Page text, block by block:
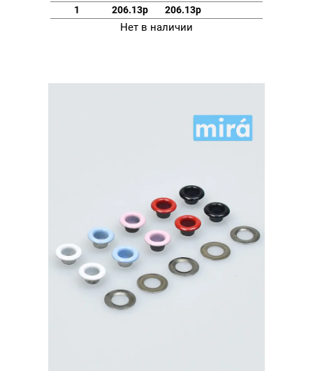
1 206.13р 206.13р
Нет в наличии